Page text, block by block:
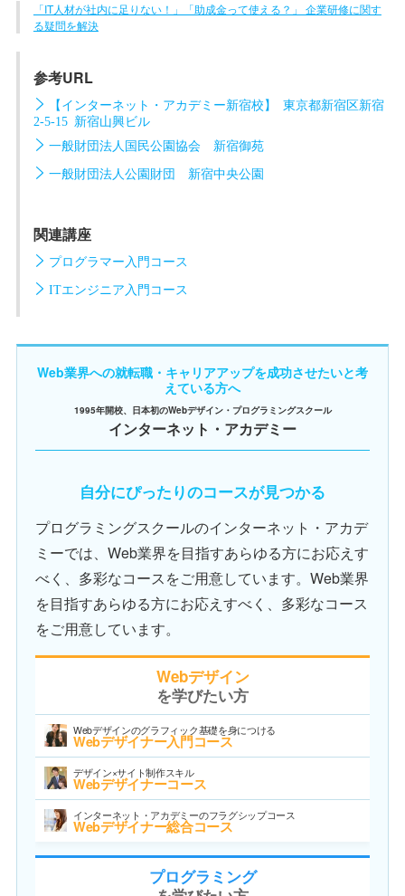
「IT人材が社内に足りない！」「助成金って使える？」 企業研修に関す
る疑問を解決
参考URL
【インターネット・アカデミー新宿校】 東京都新宿区新宿
2-5-15 新宿山興ビル
一般財団法人国民公園協会 新宿御苑
一般財団法人公園財団 新宿中央公園
関連講座
プログラマー入門コース
ITエンジニア入門コース
Web業界への就転職・キャリアアップを成功させたいと考
えている方へ
1995年開校、日本初のWebデザイン・プログラミングスクール
インターネット・アカデミー
自分にぴったりのコースが見つかる
プログラミングスクールのインターネット・アカデ
ミーでは、Web業界を目指すあらゆる方にお応えす
べく、多彩なコースをご用意しています。Web業界
を目指すあらゆる方にお応えすべく、多彩なコース
をご用意しています。
Webデザイン
を学びたい方
Webデザインのグラフィック基礎を身につける
Webデザイナー入門コース
デザイン×サイト制作スキル
Webデザイナーコース
インターネット・アカデミーのフラグシップコース
Webデザイナー総合コース
プログラミング